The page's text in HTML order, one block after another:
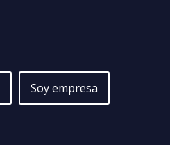
Soy empresa